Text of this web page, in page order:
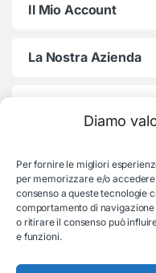
Diamo
Per fornire le migliori
per memorizzare e/o
consenso a queste tecnologie
comportamento di
o ritirare il consenso può
e funzioni.
Il Mio Account
La Nostra Azienda